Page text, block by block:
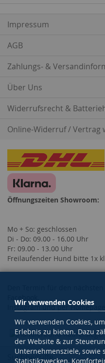
Impressum
AGB
Zahlungs- &
Über Uns
Widerrufsrecht &
Online-Widerruf / Vertrag
Öffnungszeiten Showroom:
Mo + So: geschlossen
Di - Do: 09.00 - 16.00 Uhr
Fr: 09.00 - 13.00 Uhr
Freilaufender Hund bitte 1x
Facebook,
Instagram und per
Suchbegriffe
Wir verwenden Cookies
Wir verwenden Cookies,
Erlebnis zu bieten. Dazu
der Website & zur
Unternehmensziele, sowie
Statistikzwecken,